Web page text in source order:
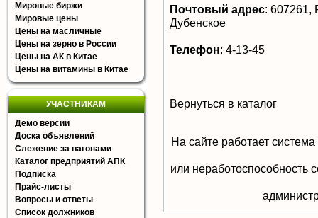
Мировые биржи
Мировые цены
Цены на масличные
Цены на зерно в России
Цены на АК в Китае
Цены на витамины в Китае
УЧАСТНИКАМ
Демо версии
Доска объявлений
Слежение за вагонами
Каталог предприятий АПК
Подписка
Прайс-листы
Вопросы и ответы
Список должников
Почтовый адрес: 607261,
Дубенское
Телефон: 4-13-45
Вернуться в каталог
На сайте работает
или неработоспособность